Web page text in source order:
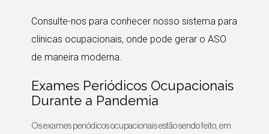
Consulte-nos para conhecer nosso sistema para
clínicas ocupacionais, onde pode gerar o ASO
de maneira moderna.
Exames Periódicos Ocupacionais
Durante a Pandemia
Os exames periódicos ocupacionais estão sendo feito, em